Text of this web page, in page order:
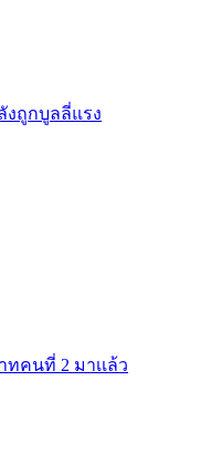
งถูกบูลลี่แรง
คนที่ 2 มาเเล้ว